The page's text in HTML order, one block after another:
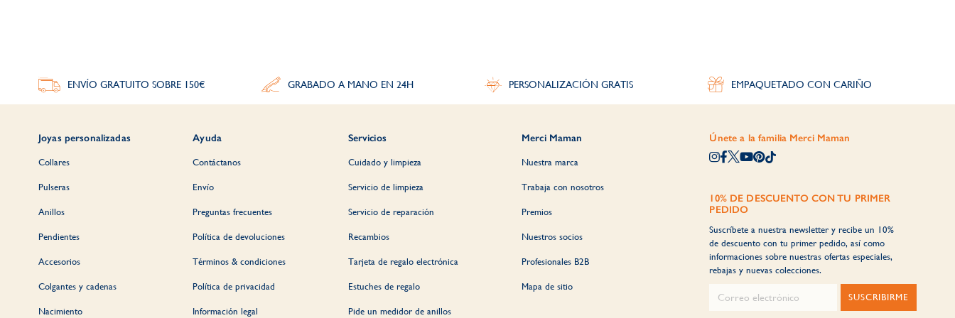
ENVÍO GRATUITO SOBRE 150€ GRABADO A MANO EN 24H PERSONALIZACIÓN GRATIS EMPAQUETADO CON CARIÑO
Joyas personalizadas
Collares
Pulseras
Anillos
Pendientes
Accesorios
Colgantes y cadenas
Nacimiento
Ayuda
Contáctanos
Envío
Preguntas frecuentes
Política de devoluciones
Términos & condiciones
Política de privacidad
Información legal
Servicios
Cuidado y limpieza
Servicio de limpieza
Servicio de reparación
Recambios
Tarjeta de regalo electrónica
Estuches de regalo
Pide un medidor de anillos
Merci Maman
Nuestra marca
Trabaja con nosotros
Premios
Nuestros socios
Profesionales B2B
Mapa de sitio
Únete a la familia Merci Maman
10% DE DESCUENTO CON TU PRIMER
PEDIDO
Suscríbete a nuestra newsletter y recibe un 10%
de descuento con tu primer pedido, así como
informaciones sobre nuestras ofertas especiales,
rebajas y nuevas colecciones.
SUSCRIBIRME